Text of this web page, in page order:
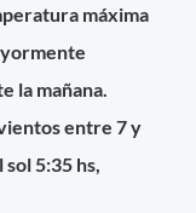
máxima
la mañana.
entre 7 y
5:35 hs,